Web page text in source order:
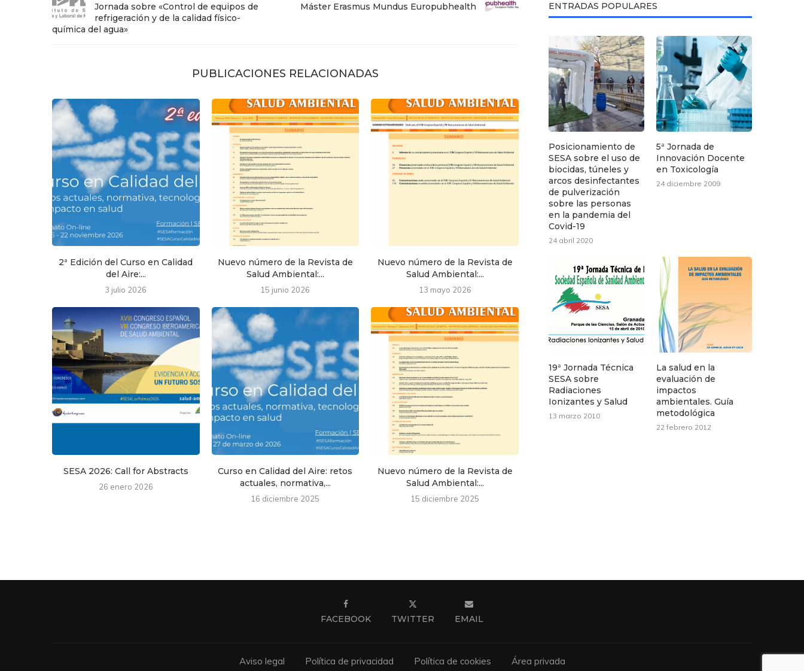
Jornada sobre «Control de equipos de
refrigeración y de la calidad físico-
química del agua»
Máster Erasmus Mundus Europubhealth
PUBLICACIONES RELACIONADAS
2ª Edición del Curso en Calidad
del Aire:...
3 julio 2026
Nuevo número de la Revista de
Salud Ambiental:...
15 junio 2026
Nuevo número de la Revista de
Salud Ambiental:...
13 mayo 2026
SESA 2026: Call for Abstracts
26 enero 2026
Curso en Calidad del Aire: retos
actuales, normativa,...
16 diciembre 2025
Nuevo número de la Revista de
Salud Ambiental:...
15 diciembre 2025
ENTRADAS POPULARES
Posicionamiento de
SESA sobre el uso de
biocidas, túneles y
arcos desinfectantes
de pulverización
sobre las personas
en la pandemia del
Covid-19
24 abril 2020
5ª Jornada de
Innovación Docente
en Toxicología
24 diciembre 2009
19ª Jornada Técnica
SESA sobre
Radiaciones
Ionizantes y Salud
13 marzo 2010
La salud en la
evaluación de
impactos
ambientales. Guía
metodológica
22 febrero 2012
FACEBOOK TWITTER EMAIL
Aviso legal Política de privacidad Política de cookies Área privada